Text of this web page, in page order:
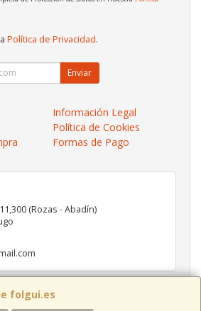
folgui.es
Política de Privacidad.
Enviar
Información Legal
Política de Cookies
Formas de Pago
(Rozas - Abadín)